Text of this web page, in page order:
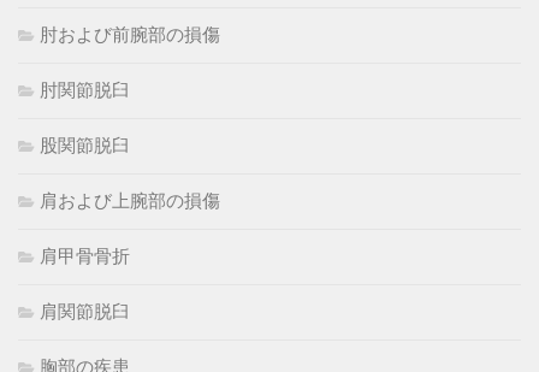
肘および前腕部の損傷
肘関節脱臼
股関節脱臼
肩および上腕部の損傷
肩甲骨骨折
肩関節脱臼
胸部の疾患